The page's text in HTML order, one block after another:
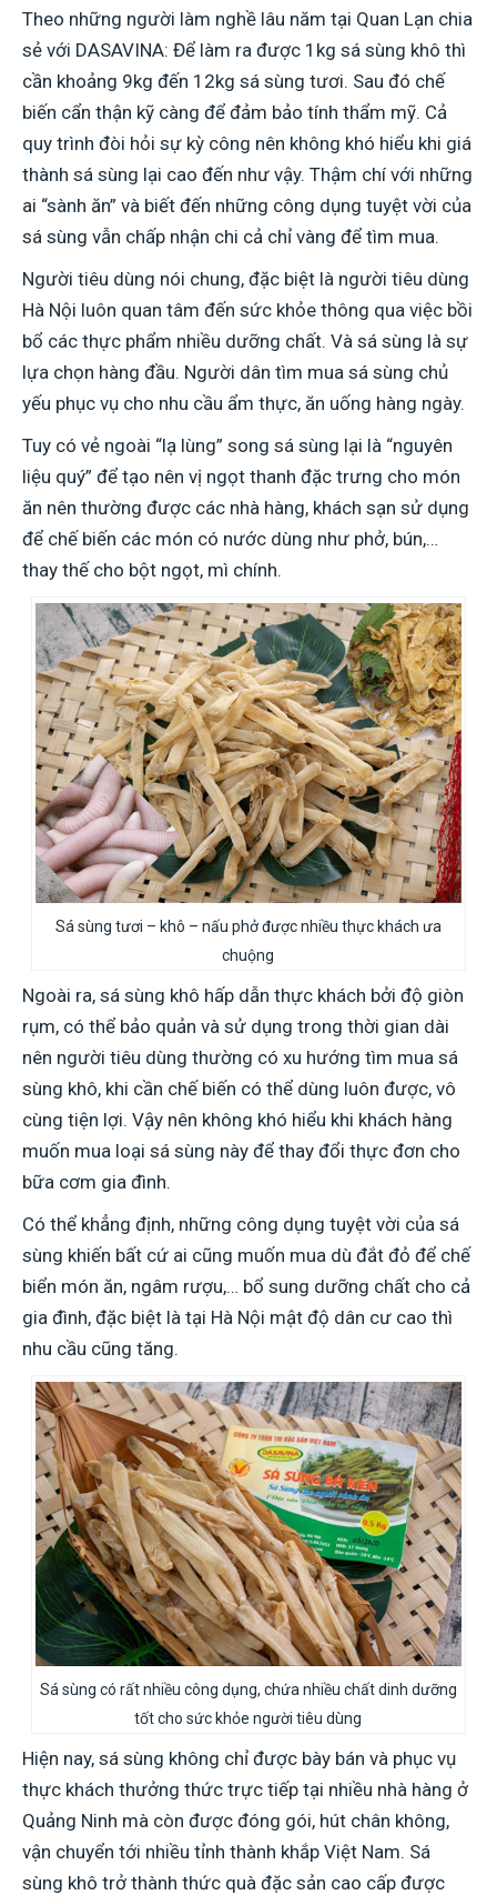
Theo những người làm nghề lâu năm tại Quan Lạn chia
sẻ với DASAVINA: Để làm ra được 1kg sá sùng khô thì
cần khoảng 9kg đến 12kg sá sùng tươi. Sau đó chế
biến cẩn thận kỹ càng để đảm bảo tính thẩm mỹ. Cả
quy trình đòi hỏi sự kỳ công nên không khó hiểu khi giá
thành sá sùng lại cao đến như vậy. Thậm chí với những
ai “sành ăn” và biết đến những công dụng tuyệt vời của
sá sùng vẫn chấp nhận chi cả chỉ vàng để tìm mua.
Người tiêu dùng nói chung, đặc biệt là người tiêu dùng
Hà Nội luôn quan tâm đến sức khỏe thông qua việc bồi
bổ các thực phẩm nhiều dưỡng chất. Và sá sùng là sự
lựa chọn hàng đầu. Người dân tìm mua sá sùng chủ
yếu phục vụ cho nhu cầu ẩm thực, ăn uống hàng ngày.
Tuy có vẻ ngoài “lạ lùng” song sá sùng lại là “nguyên
liệu quý” để tạo nên vị ngọt thanh đặc trưng cho món
ăn nên thường được các nhà hàng, khách sạn sử dụng
để chế biến các món có nước dùng như phở, bún,…
thay thế cho bột ngọt, mì chính.
Sá sùng tươi – khô – nấu phở được nhiều thực khách ưa
chuộng
Ngoài ra, sá sùng khô hấp dẫn thực khách bởi độ giòn
rụm, có thể bảo quản và sử dụng trong thời gian dài
nên người tiêu dùng thường có xu hướng tìm mua sá
sùng khô, khi cần chế biến có thể dùng luôn được, vô
cùng tiện lợi. Vậy nên không khó hiểu khi khách hàng
muốn mua loại sá sùng này để thay đổi thực đơn cho
bữa cơm gia đình.
Có thể khẳng định, những công dụng tuyệt vời của sá
sùng khiến bất cứ ai cũng muốn mua dù đắt đỏ để chế
biển món ăn, ngâm rượu,… bổ sung dưỡng chất cho cả
gia đình, đặc biệt là tại Hà Nội mật độ dân cư cao thì
nhu cầu cũng tăng.
Sá sùng có rất nhiều công dụng, chứa nhiều chất dinh dưỡng
tốt cho sức khỏe người tiêu dùng
Hiện nay, sá sùng không chỉ được bày bán và phục vụ
thực khách thưởng thức trực tiếp tại nhiều nhà hàng ở
Quảng Ninh mà còn được đóng gói, hút chân không,
vận chuyển tới nhiều tỉnh thành khắp Việt Nam. Sá
sùng khô trở thành thức quà đặc sản cao cấp được